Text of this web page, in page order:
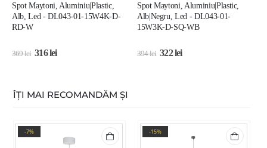
Spot Maytoni, Aluminiu|Plastic,
Alb, Led - DL043-01-15W4K-D-
RD-W
369lei 316lei
Spot Maytoni, Aluminiu|Plastic,
Alb|Negru, Led - DL043-01-
15W3K-D-SQ-WB
394lei 322lei
ÎȚI MAI RECOMANDĂM ȘI
-7% -15%